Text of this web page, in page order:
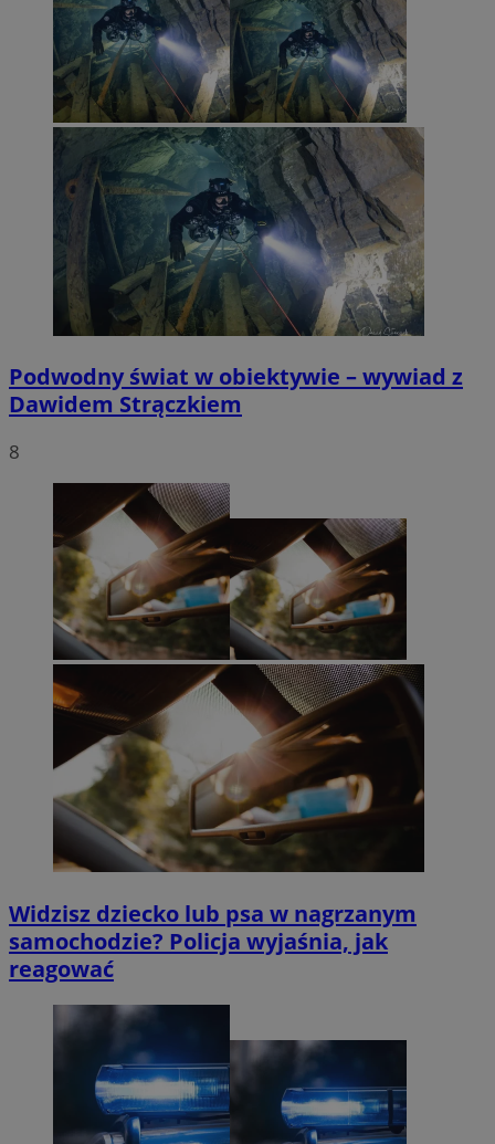
Podwodny świat w obiektywie – wywiad z
Dawidem Strączkiem
8
Widzisz dziecko lub psa w nagrzanym
samochodzie? Policja wyjaśnia, jak
reagować